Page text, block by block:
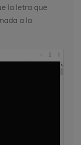
la letra que
a la